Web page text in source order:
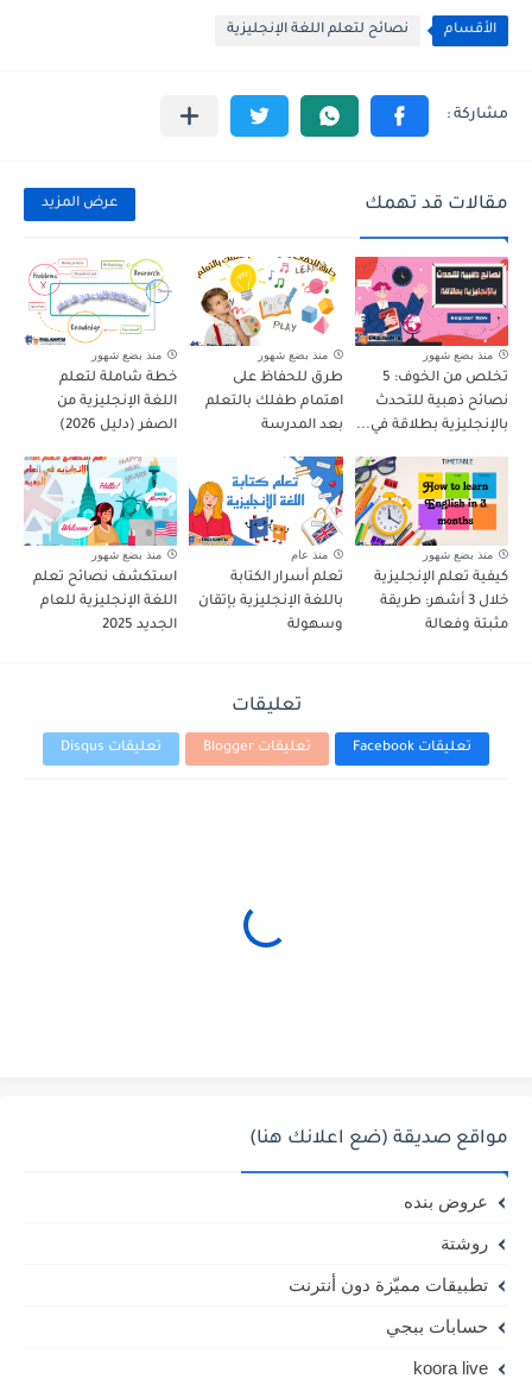
الأقسام نصائح لتعلم اللغة الإنجليزية
مقالات قد تهمك عرض المزيد
منذ بضع شهور
تخلص من الخوف: 5
نصائح ذهبية للتحدث
بالإنجليزية بطلاقة في...
منذ بضع شهور
طرق للحفاظ على
اهتمام طفلك بالتعلم
بعد المدرسة
منذ بضع شهور
خطة شاملة لتعلم
اللغة الإنجليزية من
الصفر (دليل 2026)
منذ بضع شهور
كيفية تعلم الإنجليزية
خلال 3 أشهر: طريقة
مثبتة وفعالة
منذ عام
تعلم أسرار الكتابة
باللغة الإنجليزية بإتقان
وسهولة
منذ بضع شهور
استكشف نصائح تعلم
اللغة الإنجليزية للعام
الجديد 2025
تعليقات
تعليقات Facebook تعليقات Blogger تعليقات Disqus
مواقع صديقة (ضع اعلانك هنا)
عروض بنده
روشتة
تطبيقات مميّزة دون أنترنت
حسابات ببجي
koora live